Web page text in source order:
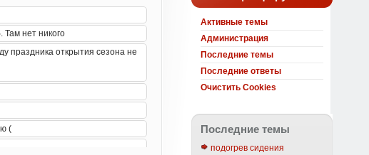
Активные темы
Администрация
Последние темы
Последние ответы
Очистить Cookies
Последние темы
подогрев сидения